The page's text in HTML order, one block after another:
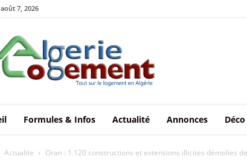
7, 2026
Le
logement
en
Algérie
Formules & Infos Actualité Annonces Déco
Actualite Oran : 1.120 constructions et extensions illicites démolies